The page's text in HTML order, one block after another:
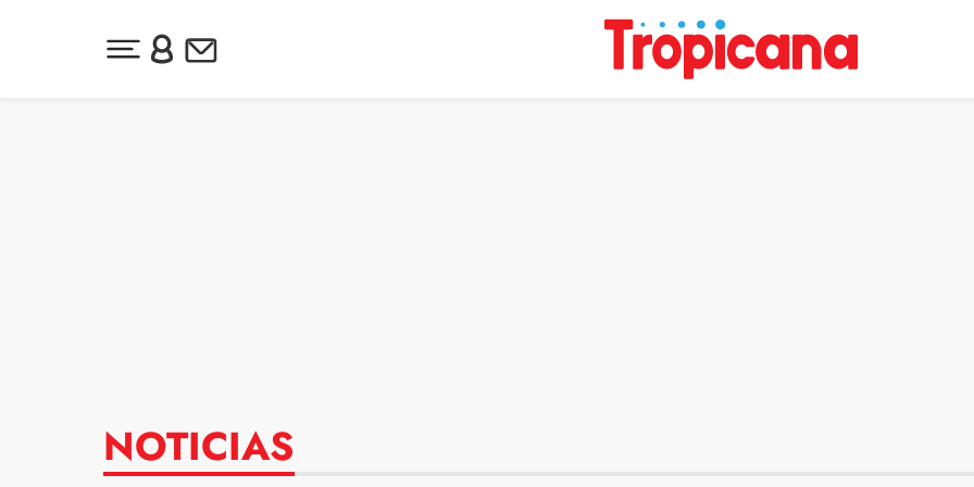
Desplegar menú principal
Inicia sesión o regístrate
Newsletter
NOTICIAS